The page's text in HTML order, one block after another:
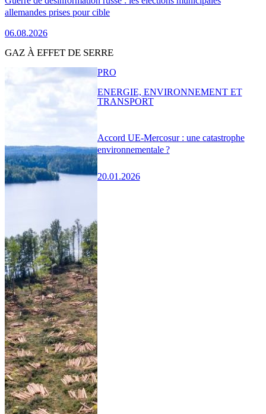
allemandes prises pour cible
06.08.2026
GAZ À EFFET DE SERRE
Accord UE-Mercosur : une catastrophe
environnementale ?
20.01.2026
PRO
ENERGIE, ENVIRONNEMENT ET
TRANSPORT